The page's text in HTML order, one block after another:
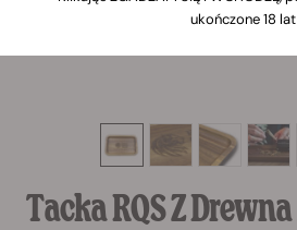
Tacka RQS Z
ukończone 18 lat